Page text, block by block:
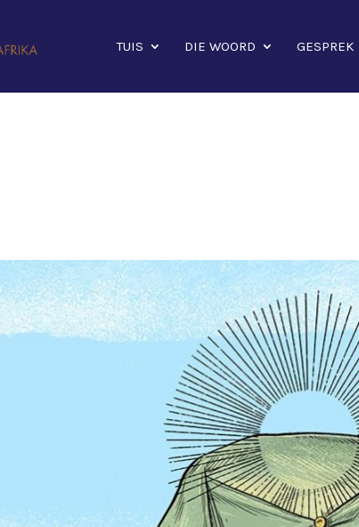
TUIS DIE WOORD GESPREK